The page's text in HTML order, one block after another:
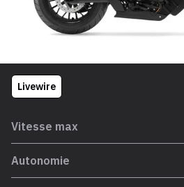
Livewire
Vitesse max
Autonomie